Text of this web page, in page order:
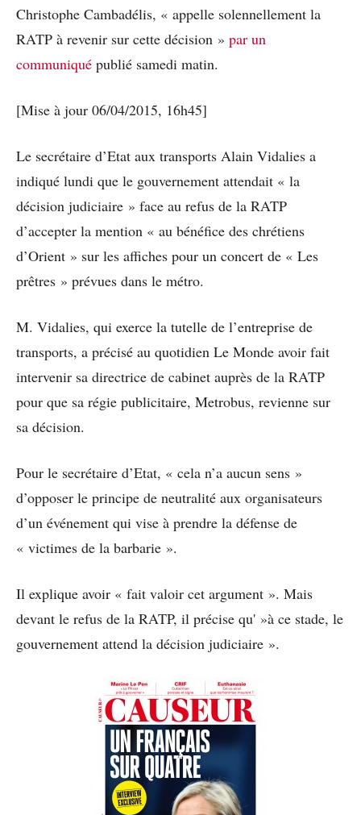
Christophe Cambadélis, « appelle solennellement la
RATP à revenir sur cette décision » par un
communiqué publié samedi matin.
[Mise à jour 06/04/2015, 16h45]
Le secrétaire d’Etat aux transports Alain Vidalies a
indiqué lundi que le gouvernement attendait « la
décision judiciaire » face au refus de la RATP
d’accepter la mention « au bénéfice des chrétiens
d’Orient » sur les affiches pour un concert de « Les
prêtres » prévues dans le métro.
M. Vidalies, qui exerce la tutelle de l’entreprise de
transports, a précisé au quotidien Le Monde avoir fait
intervenir sa directrice de cabinet auprès de la RATP
pour que sa régie publicitaire, Metrobus, revienne sur
sa décision.
Pour le secrétaire d’Etat, « cela n’a aucun sens »
d’opposer le principe de neutralité aux organisateurs
d’un événement qui vise à prendre la défense de
« victimes de la barbarie ».
Il explique avoir « fait valoir cet argument ». Mais
devant le refus de la RATP, il précise qu' »à ce stade, le
gouvernement attend la décision judiciaire ».